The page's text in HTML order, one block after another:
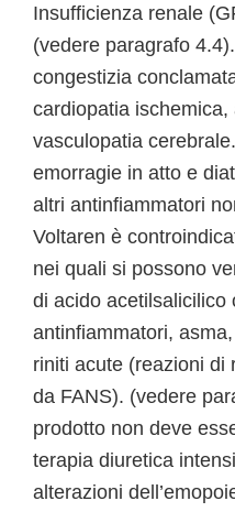
Insufficienza renale
(vedere paragrafo
congestizia
cardiopatia
vasculopatia
emorragie in atto e
altri antinfiammatori
Voltaren è
nei quali si possono
di acido acetilsalicilico
antinfiammatori,
riniti acute (reazioni di
da FANS). (vedere
prodotto non deve
terapia diuretica
alterazioni